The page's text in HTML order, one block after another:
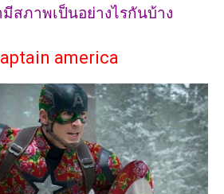
สภาพเป็นอย่างไรกันบ้าง
america